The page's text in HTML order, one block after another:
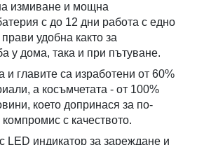
измиване и мощна
с до 12 дни работа с едно
удобна както за
у дома, така и при пътуване.
и главите са изработени от 60%
а косъмчетата - от 100%
което допринася за по-
с качеството.
LED индикатор за зареждане и